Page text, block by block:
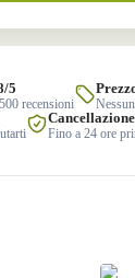
5
recensioni
Fino a 24 ore